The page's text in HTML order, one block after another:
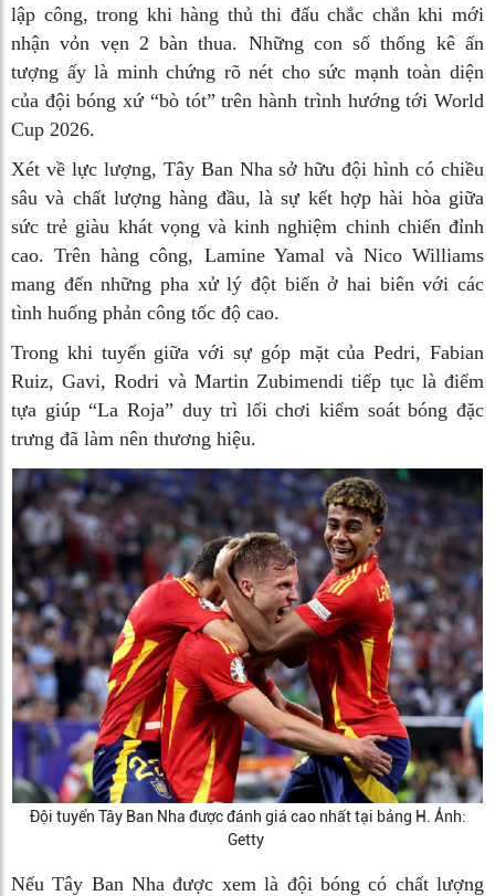
lập công, trong khi hàng thủ thi đấu chắc chắn khi mới
nhận vỏn vẹn 2 bàn thua. Những con số thống kê ấn
tượng ấy là minh chứng rõ nét cho sức mạnh toàn diện
của đội bóng xứ “bò tót” trên hành trình hướng tới World
Cup 2026.
Xét về lực lượng, Tây Ban Nha sở hữu đội hình có chiều
sâu và chất lượng hàng đầu, là sự kết hợp hài hòa giữa
sức trẻ giàu khát vọng và kinh nghiệm chinh chiến đỉnh
cao. Trên hàng công, Lamine Yamal và Nico Williams
mang đến những pha xử lý đột biến ở hai biên với các
tình huống phản công tốc độ cao.
Trong khi tuyến giữa với sự góp mặt của Pedri, Fabian
Ruiz, Gavi, Rodri và Martin Zubimendi tiếp tục là điểm
tựa giúp “La Roja” duy trì lối chơi kiểm soát bóng đặc
trưng đã làm nên thương hiệu.
Đội tuyển Tây Ban Nha được đánh giá cao nhất tại bảng H. Ảnh:
Getty
Nếu Tây Ban Nha được xem là đội bóng có chất lượng